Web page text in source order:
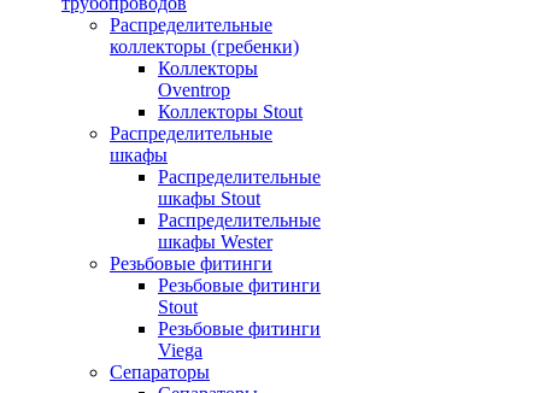
Распределительные
коллекторы (гребенки)
Коллекторы
Oventrop
Коллекторы Stout
Распределительные
шкафы
Распределительные
шкафы Stout
Распределительные
шкафы Wester
Резьбовые фитинги
Резьбовые фитинги
Stout
Резьбовые фитинги
Viega
Сепараторы